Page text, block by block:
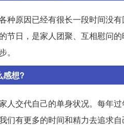
种原因已经有很长一段时间没
节日，是家人团聚、互相慰问
感想?
人交代自己的单身状况。每年
们有更多的时间和精力去追求